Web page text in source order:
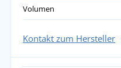
Volumen
Kontakt zum Hersteller